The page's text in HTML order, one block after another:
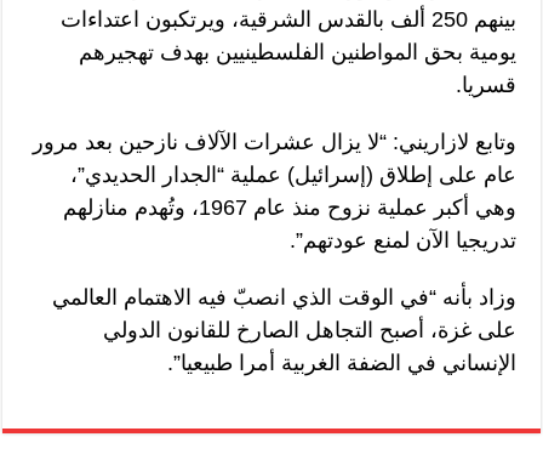
بينهم 250 ألف بالقدس الشرقية، ويرتكبون اعتداءات
يومية بحق المواطنين الفلسطينيين بهدف تهجيرهم
قسريا.
وتابع لازاريني: “لا يزال عشرات الآلاف نازحين بعد مرور
عام على إطلاق (إسرائيل) عملية “الجدار الحديدي”،
وهي أكبر عملية نزوح منذ عام 1967، وتُهدم منازلهم
تدريجيا الآن لمنع عودتهم”.
وزاد بأنه “في الوقت الذي انصبّ فيه الاهتمام العالمي
على غزة، أصبح التجاهل الصارخ للقانون الدولي
الإنساني في الضفة الغربية أمرا طبيعيا”.